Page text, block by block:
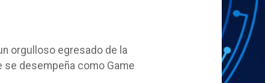
orgulloso egresado de la
se desempeña como Game